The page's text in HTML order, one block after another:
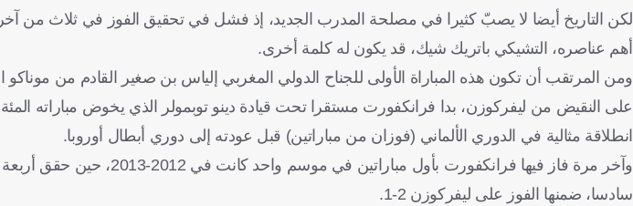
لكن التاريخ أيضا لا يصبّ كثيرا في مصلحة المدرب الجديد، إذ فشل في تحقيق الفوز في ثلاث من آخر
أهم عناصره، التشيكي باتريك شيك، قد يكون له كلمة أخرى.
ومن المرتقب أن تكون هذه المباراة الأولى للجناح الدولي المغربي إلياس بن صغير القادم من
على النقيض من ليفركوزن، بدا فرانكفورت مستقرا تحت قيادة دينو توبمولر الذي يخوض مباراته
انطلاقة مثالية في الدوري الألماني (فوزان من مباراتين) قبل عودته إلى دوري أبطال أوروبا.
وآخر مرة فاز فيها فرانكفورت بأول
سادسا، ضمنها الفوز على ليفركوزن 2-1.